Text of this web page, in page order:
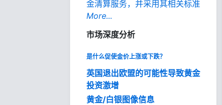
金清算服务，并采用其相关标准
More...
市场深度分析
是什么促使金价上涨或下跌？
英国退出欧盟的可能性导致黄金
投资激增
黄金/白银图像信息